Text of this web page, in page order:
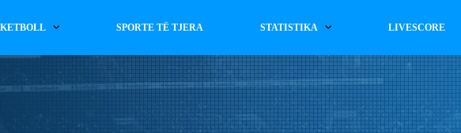
SPORTE TË TJERA STATISTIKA LIVESCORE